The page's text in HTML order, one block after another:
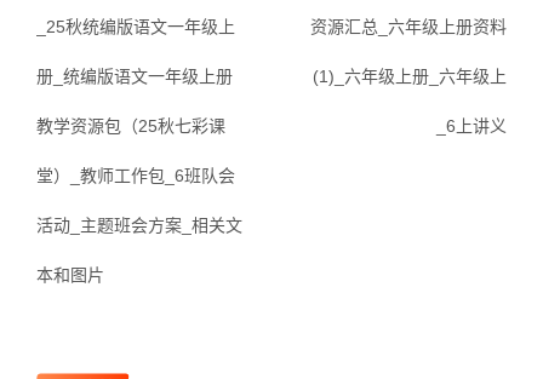
_25秋统编版语文一年级上
册_统编版语文一年级上册
教学资源包（25秋七彩课
堂）_教师工作包_6班队会
活动_主题班会方案_相关文
本和图片
资源汇总_六年级上册资料
(1)_六年级上册_六年级上
_6上讲义